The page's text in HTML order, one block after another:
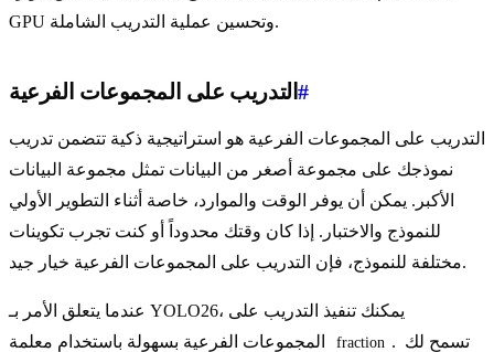
GPU وتحسين عملية التدريب الشاملة.
التدريب على المجموعات الفرعية#
التدريب على المجموعات الفرعية هو استراتيجية ذكية تتضمن تدريب
نموذجك على مجموعة أصغر من البيانات تمثل مجموعة البيانات
الأكبر. يمكن أن يوفر الوقت والموارد، خاصة أثناء التطوير الأولي
للنموذج والاختبار. إذا كان وقتك محدوداً أو كنت تجرب تكوينات
مختلفة للنموذج، فإن التدريب على المجموعات الفرعية خيار جيد.
عندما يتعلق الأمر بـ YOLO26، يمكنك تنفيذ التدريب على
fraction . تسمح لك